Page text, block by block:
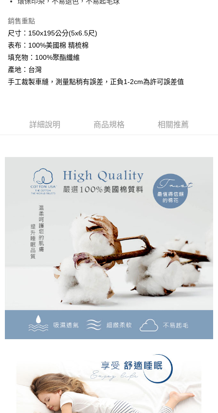
AFTEE先享後付
相關說明
【關於「AFTEE先享後付」】
AFTEE先享後付是「在收到商品之後才付款」的支付方式。 讓您購物簡單
便利好安心！
１．簡單：不需註冊會員、不需綁卡、不需儲值。
２．便利：只要手機號碼，簡訊認證，即可結帳。
３．安心：先確認商品／服務後，再付款。
２．訂單成立數日內，您將收到繳費通知簡訊。
後付繳納相關費用。
※ 交易是否成功請以「AFTEE先享後付 」之結帳頁面顯示為準，若有關於
是否繳費成功／繳費後需取消欲退款等相關疑問，請聯繫「AFTEE先享後付
客戶支援中心」 https://netprotections.freshdesk.com/support/home
【注意事項】
１．透過由恩沛科技股份有限公司提供之「AFTEE先享後付」服務完成之交
易，需依本服務之必要範圍內提供個人資料，並將交易相關給付款項請求債
權轉讓予恩沛科技股份有限公司。
２．關於個人資料處理事宜，請瀏覽以下網址：
https://aftee.tw/terms/#terms3
３．未成年的使用者請事先徵得法定代理人或監護人之同意方可使用
「AFTEE先享後付」，若未經同意申辦者引起之損失，本公司不負相關責
４．使用「AFTEE先享後付」時，將依據個別帳號之用戶狀況，依本公司即
時審查核予不同之上限額度；若仍有額度不足之情形，本公司將視審查結果
請求用戶進行身份認證。
５．嚴禁一人註冊多個帳號或使用他人資訊註冊。若發現惡意使用之情形，
恩沛科技股份有限公司將有權停止該用戶之使用額度並採取法律行動。
ATM付款
運送方式
全家取貨付款
付款後7-11取貨
每筆NT$60，滿NT$499(含以上)免運費
每筆NT$100，滿NT$499(含以上)免運費
離島宅配
每筆NT$100，滿NT$499(含以上)免運費
銷售重點
尺寸：150x195公分(5x6.5尺)
表布：100%美國棉 精梳棉
填充物：100%聚酯纖維
產地：台灣
手工裁製車縫，測量點稍有誤差，正負1-2cm為許可誤差值
詳細說明 商品規格 相關推薦